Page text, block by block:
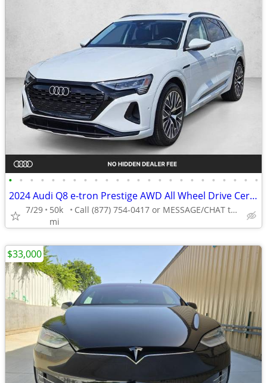
• • • • • • • • • • • • • • • • • • • • • • • •
2024 Audi Q8 e-tron Prestige AWD All Wheel Drive Certified SUV Electric AUTONATI
7/29
50k
mi
Call (877) 754-0417 or MESSAGE/CHAT to confirm availability
$33,000